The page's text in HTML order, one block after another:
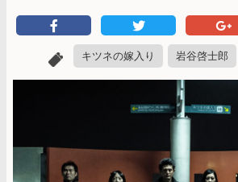
キツネの嫁入り 岩谷啓士郎